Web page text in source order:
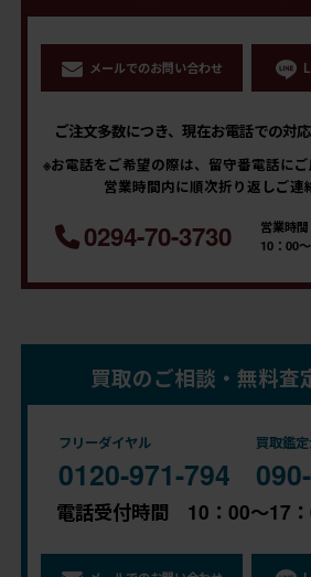
メールでのお問い合わせ
ご注文多数につき、現在お電話での対
※お電話をご希望の際は、留守番電話に
営業時間内に順次折り返しご連
0294-70-3730
営業時間
10：00
買取のご相談・無料査
フリーダイヤル
0120-971-794
買取鑑
電話受付時間 10：00～17